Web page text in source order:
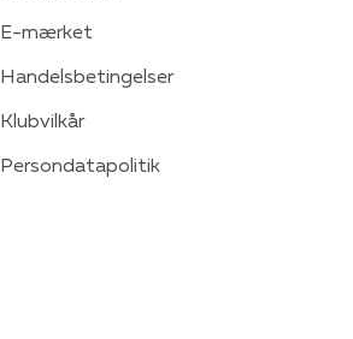
E-mærket
Handelsbetingelser
Klubvilkår
Persondatapolitik